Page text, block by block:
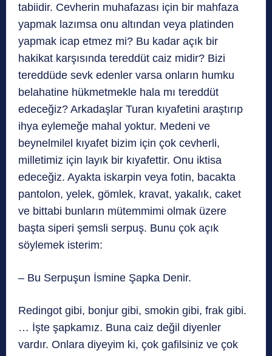
tabiidir. Cevherin muhafazası için bir mahfaza
yapmak lazımsa onu altından veya platinden
yapmak icap etmez mi? Bu kadar açık bir
hakikat karşısında tereddüt caiz midir? Bizi
tereddüde sevk edenler varsa onların humku
belahatine hükmetmekle hala mı tereddüt
edeceğiz? Arkadaşlar Turan kıyafetini araştırıp
ihya eylemeğe mahal yoktur. Medeni ve
beynelmilel kıyafet bizim için çok cevherli,
milletimiz için layık bir kıyafettir. Onu iktisa
edeceğiz. Ayakta iskarpin veya fotin, bacakta
pantolon, yelek, gömlek, kravat, yakalık, caket
ve bittabi bunların mütemmimi olmak üzere
başta siperi şemsli serpuş. Bunu çok açık
söylemek isterim:
– Bu Serpuşun İsmine Şapka Denir.
Redingot gibi, bonjur gibi, smokin gibi, frak gibi.
… İşte şapkamız. Buna caiz değil diyenler
vardır. Onlara diyeyim ki, çok gafilsiniz ve çok